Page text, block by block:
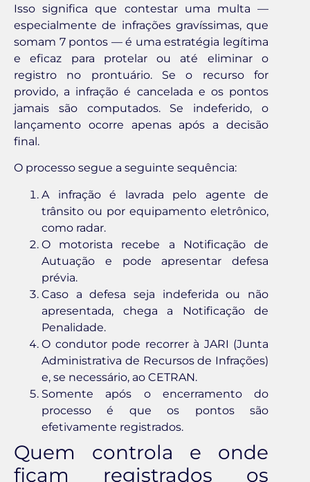
Isso significa que contestar uma multa —
especialmente de infrações gravíssimas, que
somam 7 pontos — é uma estratégia legítima
e eficaz para protelar ou até eliminar o
registro no prontuário. Se o recurso for
provido, a infração é cancelada e os pontos
jamais são computados. Se indeferido, o
lançamento ocorre apenas após a decisão
final.
O processo segue a seguinte sequência:
A infração é lavrada pelo agente de
trânsito ou por equipamento eletrônico,
como radar.
O motorista recebe a Notificação de
Autuação e pode apresentar defesa
prévia.
Caso a defesa seja indeferida ou não
apresentada, chega a Notificação de
Penalidade.
O condutor pode recorrer à JARI (Junta
Administrativa de Recursos de Infrações)
e, se necessário, ao CETRAN.
Somente após o encerramento do
processo é que os pontos são
efetivamente registrados.
Quem controla e onde
ficam registrados os